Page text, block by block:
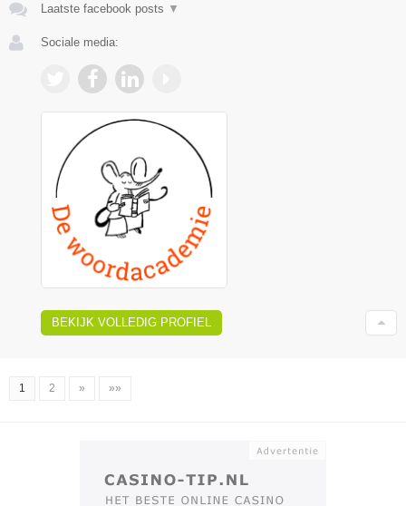
Laatste facebook posts ▼
Sociale media:
BEKIJK VOLLEDIG PROFIEL
1 2 » »»